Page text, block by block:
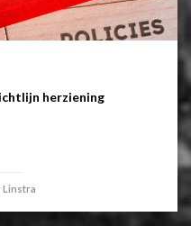
herziening
Linstra